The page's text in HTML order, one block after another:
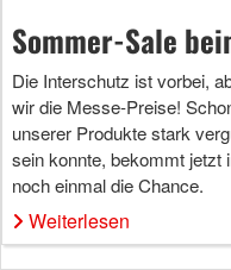
Sommer-Sale
Die Interschutz ist vorbei,
wir die Messe-Preise!
unserer Produkte stark
sein konnte, bekommt jetzt
noch einmal die Chance.
Weiterlesen